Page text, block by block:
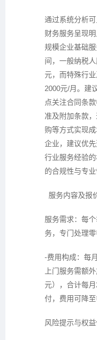
通过系统分析
财务服务呈现
规模企业基础
间，一般纳税
元，而特殊行
2000元/月。建
点关注合同条
准及附加条款
购等方式实现
企业，建议优
行业服务经验
的合规性与专业
服务内容及报
服务需求：每
务，专门处理零
-费用构成：每
上门服务需额
元），合计每
付，费用可降至
风险提示与权